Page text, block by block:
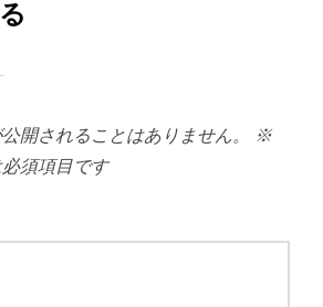
開されることはありません。
※
須項目です